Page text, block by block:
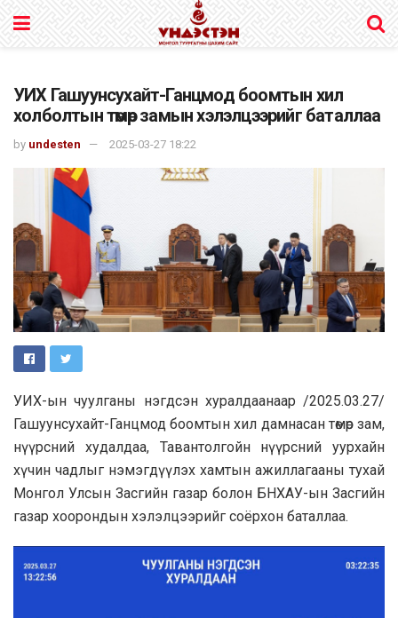
УИХ Гашуунсухайт-Ганцмод боомтын хил
холболтын төмөр замын хэлэлцээрийг баталлаа
by undesten 2025-03-27 18:22
УИХ-ын чуулганы нэгдсэн хуралдаанаар /2025.03.27/
Гашуунсухайт-Ганцмод боомтын хил дамнасан төмөр зам,
нүүрсний худалдаа, Тавантолгойн нүүрсний уурхайн
хүчин чадлыг нэмэгдүүлэх хамтын ажиллагааны тухай
Монгол Улсын Засгийн газар болон БНХАУ-ын Засгийн
газар хоорондын хэлэлцээрийг соёрхон баталлаа.